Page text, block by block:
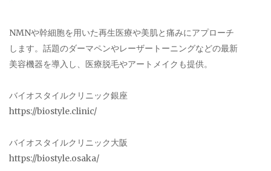
NMNや幹細胞を用いた再生医療や美肌と痛みにアプローチ
します。話題のダーマペンやレーザートーニングなどの最新
美容機器を導入し、医療脱毛やアートメイクも提供。
バイオスタイルクリニック銀座
https://biostyle.clinic/
バイオスタイルクリニック大阪
https://biostyle.osaka/